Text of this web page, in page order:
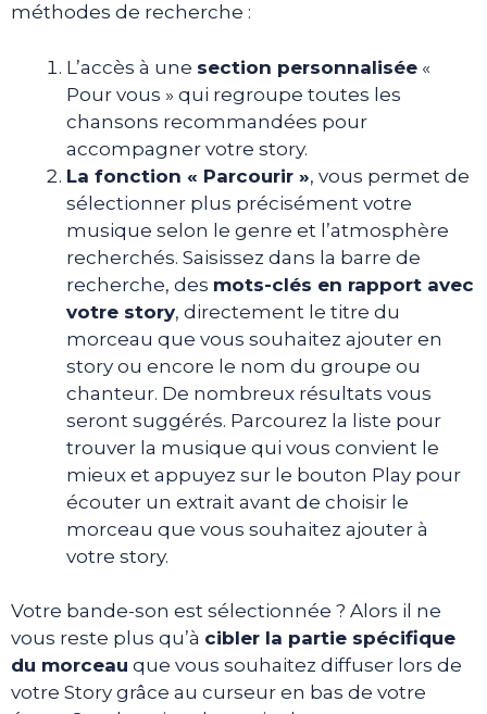
méthodes de recherche :
L’accès à une section personnalisée «
Pour vous » qui regroupe toutes les
chansons recommandées pour
accompagner votre story.
La fonction « Parcourir », vous permet de
sélectionner plus précisément votre
musique selon le genre et l’atmosphère
recherchés. Saisissez dans la barre de
recherche, des mots-clés en rapport avec
votre story, directement le titre du
morceau que vous souhaitez ajouter en
story ou encore le nom du groupe ou
chanteur. De nombreux résultats vous
seront suggérés. Parcourez la liste pour
trouver la musique qui vous convient le
mieux et appuyez sur le bouton Play pour
écouter un extrait avant de choisir le
morceau que vous souhaitez ajouter à
votre story.
Votre bande-son est sélectionnée ? Alors il ne
vous reste plus qu’à cibler la partie spécifique
du morceau que vous souhaitez diffuser lors de
votre Story grâce au curseur en bas de votre